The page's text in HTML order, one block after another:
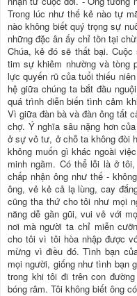
Trong lúc như thế kẻ nào tự
nào không biết quý trọng sự
những đặc ân ấy chỉ tồn tại
Chúa, kẻ đó sẽ thất bại.
tim sự khiêm nhường và tòng
lực quyến rũ của tuổi thiếu
hệ giữa chúng ta bắt đầu
quá trình diễn biến tình cảm
Vì giữa đàn bà và đàn ông tất
chợ. Ý nghĩa sâu nặng hơn
ở sự vô tư, ở chỗ ta không đòi
không muốn gì khác ngoài
minh ngầm. Có thể lỗi là ở
chấp nhận ông như thế -
ông, vẻ kẻ cả lạ lùng, cay
cũng tha thứ cho tôi như mọi
năng dễ gần gũi, vui vẻ với
nơi mà người ta chỉ miễn
cho tôi vì tôi hòa nhập được
mừng vì điều đó. Tình bạn
mọi người, giống như tình bạn
trong khi tôi đi trên con
bóng râm. Tôi không biết ông